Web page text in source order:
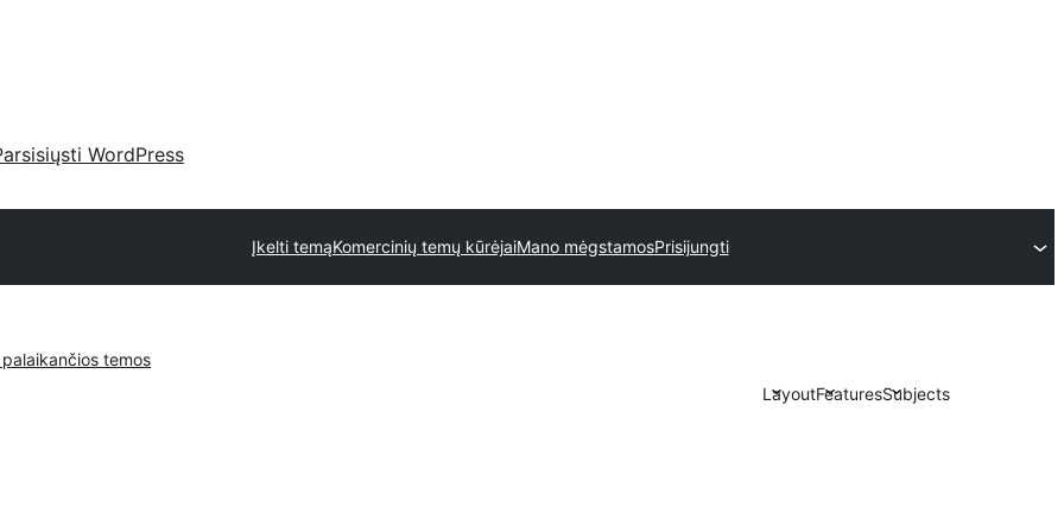
WordPress
Įkelti temąKomercinių temų kūrėjaiMano mėgstamosPrisijungti
palaikančios temos
LayoutFeaturesSubjects